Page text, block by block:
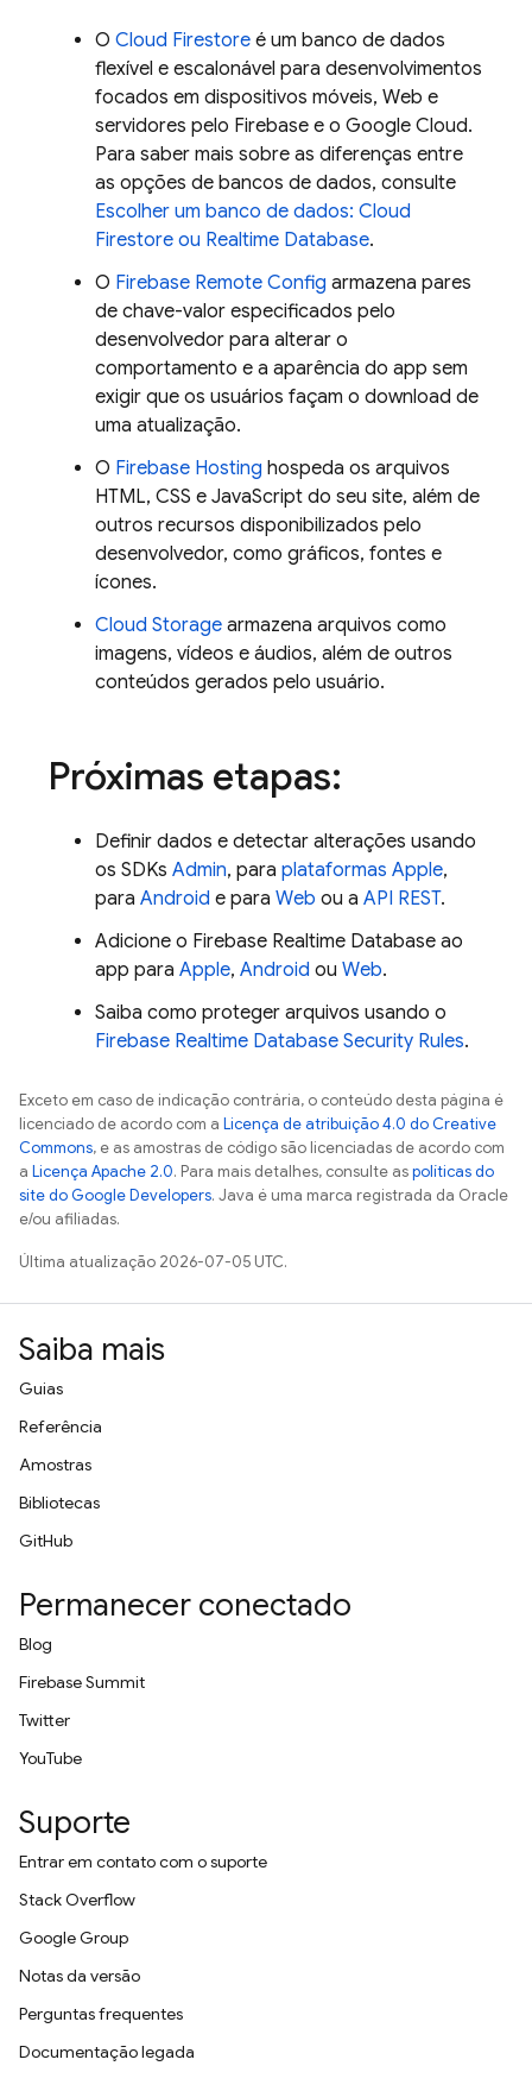
O Cloud Firestore é um banco de dados
flexível e escalonável para desenvolvimentos
focados em dispositivos móveis, Web e
servidores pelo Firebase e o Google Cloud.
Para saber mais sobre as diferenças entre
as opções de bancos de dados, consulte
Escolher um banco de dados: Cloud
Firestore ou Realtime Database.
O Firebase Remote Config armazena pares
de chave-valor especificados pelo
desenvolvedor para alterar o
comportamento e a aparência do app sem
exigir que os usuários façam o download de
uma atualização.
O Firebase Hosting hospeda os arquivos
HTML, CSS e JavaScript do seu site, além de
outros recursos disponibilizados pelo
desenvolvedor, como gráficos, fontes e
ícones.
Cloud Storage armazena arquivos como
imagens, vídeos e áudios, além de outros
conteúdos gerados pelo usuário.
Próximas etapas:
Definir dados e detectar alterações usando
os SDKs Admin, para plataformas Apple,
para Android e para Web ou a API REST.
Adicione o Firebase Realtime Database ao
app para Apple, Android ou Web.
Saiba como proteger arquivos usando o
Firebase Realtime Database Security Rules.
Exceto em caso de indicação contrária, o conteúdo desta página é
licenciado de acordo com a Licença de atribuição 4.0 do Creative
Commons, e as amostras de código são licenciadas de acordo com
a Licença Apache 2.0. Para mais detalhes, consulte aspolíticas do
site do Google Developers. Java é uma marca registrada da Oracle
e/ou afiliadas.
Última atualização 2026-07-05 UTC.
Saiba mais
Guias
Referência
Amostras
Bibliotecas
GitHub
Permanecer conectado
Blog
Firebase Summit
Twitter
YouTube
Suporte
Entrar em contato com o suporte
Stack Overflow
Google Group
Notas da versão
Perguntas frequentes
Documentação legada